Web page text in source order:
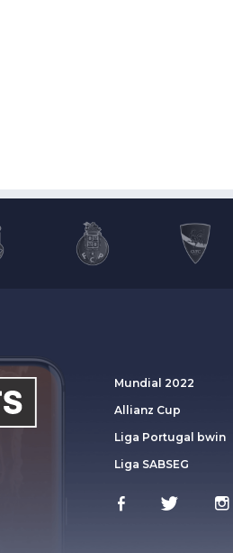
Mundial 2022
Allianz Cup
Liga Portugal bwin
Liga SABSEG